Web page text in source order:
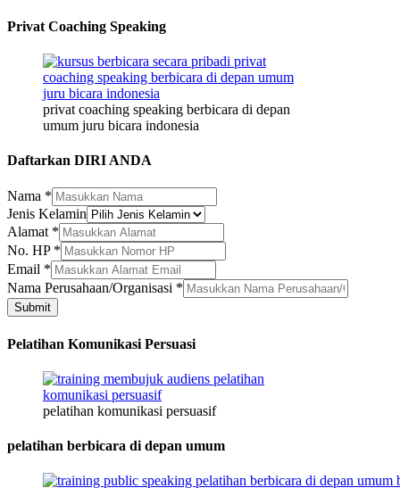
Privat Coaching Speaking
privat coaching speaking berbicara di depan
umum juru bicara indonesia
Daftarkan DIRI ANDA
Nama *
Jenis Kelamin
Alamat *
No. HP *
Email *
Nama
Nama
Perusahaan/Organisasi
Nama Perusahaan/Organisasi *
Submit
Pelatihan Komunikasi Persuasi
pelatihan komunikasi persuasif
pelatihan berbicara di depan umum